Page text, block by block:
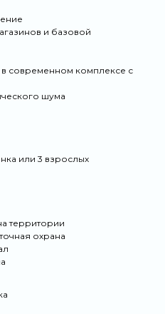
и базовой
в современном комплексе с
шума
или 3 взрослых
территории
охрана